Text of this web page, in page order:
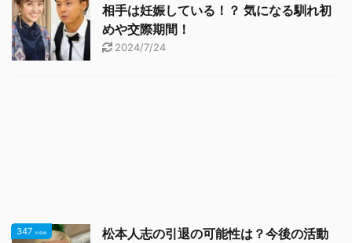
相手は妊娠している！？ 気になる馴れ初
めや交際期間！
2024/7/24
347 view
松本人志の引退の可能性は？今後の活動